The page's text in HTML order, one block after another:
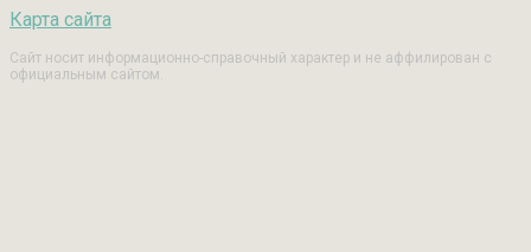
Карта сайта
Сайт носит информационно-справочный характер и не аффилирован с
официальным сайтом.